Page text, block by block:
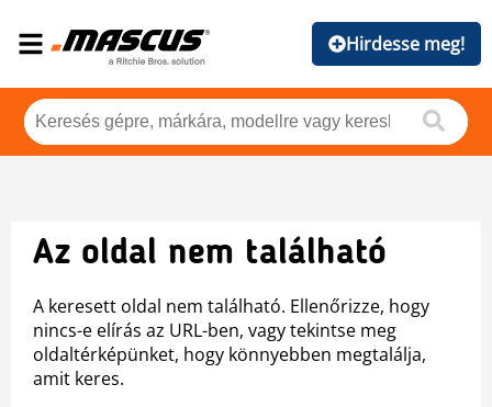
Hirdesse meg!
Az oldal nem található
A keresett oldal nem található. Ellenőrizze, hogy
nincs-e elírás az URL-ben, vagy tekintse meg
oldaltérképünket, hogy könnyebben megtalálja,
amit keres.